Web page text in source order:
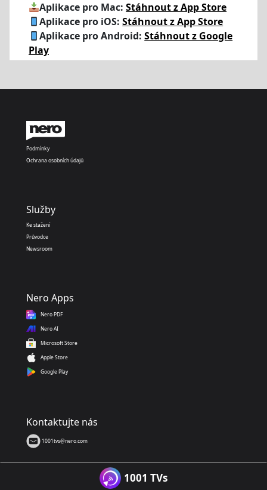
Aplikace pro Mac: Stáhnout z App Store
Aplikace pro iOS: Stáhnout z App Store
Aplikace pro Android: Stáhnout z Google
Play
Podmínky
Ochrana osobních údajů
Služby
Ke stažení
Průvodce
Newsroom
Nero Apps
Nero PDF
Nero AI
Microsoft Store
Apple Store
Google Play
Kontaktujte nás
1001tvs@nero.com
1001 TVs